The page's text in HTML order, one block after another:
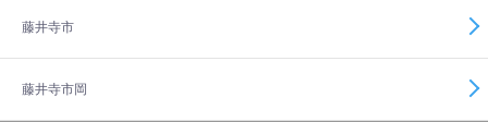
藤井寺市
藤井寺市岡